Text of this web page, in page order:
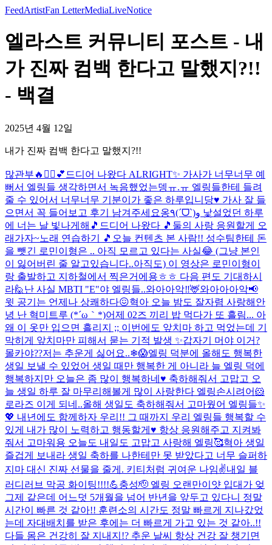
FeedArtistFan LetterMediaLiveNotice
엘라스트 커뮤니티 포스트 - 내
가 진짜 컴백 한다고 말했지?!!
- 백결
2025년 4월 12일
내가 진짜 컴백 한다고 말했지?!!
많관부🔥✊🏻💕 드디어 나왔다 ALRIGHT✨ 가사가 너무너무 예
뻐서 엘링들 생각하면서 녹음했었는뎅ㅠ.ㅠ 엘링들한테 들려
줄 수 있어서 너무너무 기분이가 좋은 하루입니당♥ 가사 잘 들
으면서 꼭 들어보고 후기 남겨주세요옹٩(ˊᗜˋ)و 낯설었던 하루
에 너는 날 빛나게해🎵 드디어 나왔다 🎵 둘의 사랑 응원할게 오
래가자~노래 연습하기 🎵 오늘 컨텐츠 본 사람!! 성수팀한테 돈
을 뺏긴 로민이형은 .. 아직 모르고 있다는 사실😂 (그냥 본인
이 잃어버린 줄 알고있습니다..아직도) 이 영상은 로민이형이
랑 출발하고 지하철에서 찍은거에용ㅎㅎ 다음 편도 기대하시
라🙋 난 사실 MBTI "E"야 엘링들..와아아악‼️🦌와아아아악📢
윗 공기는 언제나 상쾌하다😖혁아 오늘 밤도 잘자렴 사랑해 안
녕 난 혁미트루 (*´ω｀*)어제 02즈 끼리 밥 먹다가 또 흘림... 아
왜 이 옷만 입으면 흘리지 ;; 이번에도 앞치마 하고 먹었는데 기
막히게 앞치마만 피해서 묻는 기적 발생 ✨갑자기 머야 이거?
몰카야??저는 추운게 싫어요..❄😱엘링 덕분에 올해도 행복한
생일 보낼 수 있었어 생일 때만 행복한 게 아니라 늘 엘링 덕에
행복하지만 오늘은 좀 많이 행복하네♥️ 축하해줘서 고맙고 오
늘 생일 하루 잘 마무리해볼게 많이 사랑한다 엘링손시려어🐹
로라즈 이게 되네..올해 생일도 축하해줘서 고마웠어 엘링들✨
💖 내년에도 함께하자 우리!! 그 때까지 우리 엘링들 행복할 수
있게 내가 많이 노력하고 행동할게♥ 항상 응원해주고 지켜봐
줘서 고마워용 오늘도 내일도 고맙고 사랑해 엘링🥰혁아 생일
즐겁게 보내라 생일 축하를 나한테만 못 받았다고 너무 슬퍼하
지마 대신 진짜 선물을 줄게. 키티처럼 귀여운 나임✌️내일 블
러디러브 막공 화이팅!!!!💪충성🫡 엘링 오랜만이얏 입대가 엊
그제 같은데 어느덧 5개월을 넘어 반년을 앞두고 있다니 정말
시간이 빠른 것 같아!! 훈련소의 시간도 정말 빠르게 지나갔었
는데 자대배치를 받은 후에는 더 빠르게 가고 있는 것 같아..!!
다들 몸은 건강히 잘 지내지!? 추운 날씨 항상 건강 잘 챙기면